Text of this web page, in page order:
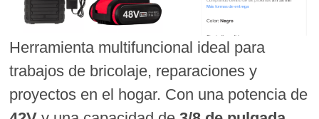
Herramienta multifuncional ideal para
trabajos de bricolaje, reparaciones y
proyectos en el hogar. Con una potencia de